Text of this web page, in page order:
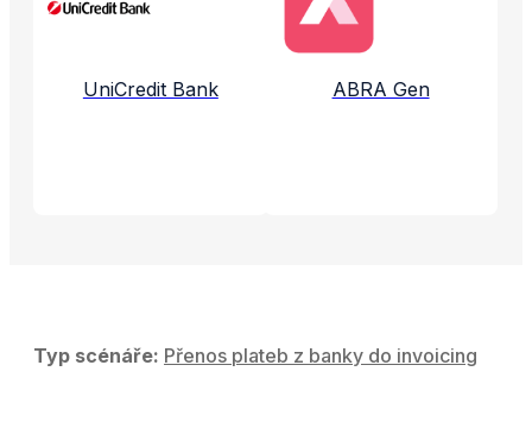
UniCredit Bank ABRA Gen
Typ scénáře: Přenos plateb z banky do invoicing